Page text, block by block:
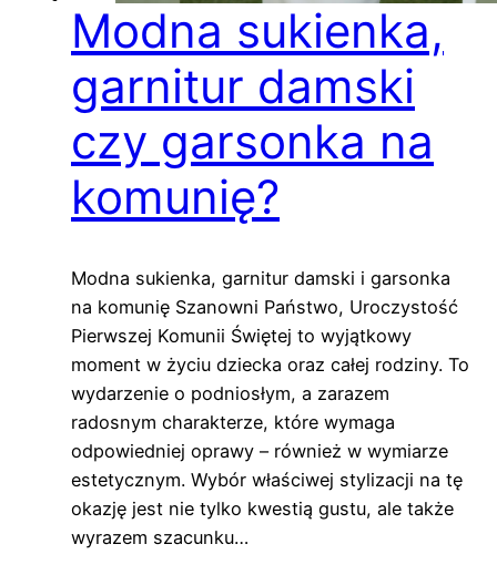
Modna sukienka,
garnitur damski
czy garsonka na
komunię?
Modna sukienka, garnitur damski i garsonka
na komunię Szanowni Państwo, Uroczystość
Pierwszej Komunii Świętej to wyjątkowy
moment w życiu dziecka oraz całej rodziny. To
wydarzenie o podniosłym, a zarazem
radosnym charakterze, które wymaga
odpowiedniej oprawy – również w wymiarze
estetycznym. Wybór właściwej stylizacji na tę
okazję jest nie tylko kwestią gustu, ale także
wyrazem szacunku…